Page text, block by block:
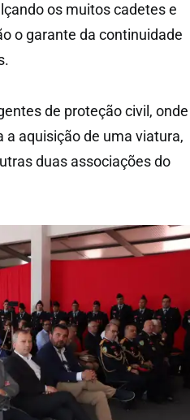
os muitos cadetes e
o garante da continuidade
de proteção civil, onde
aquisição de uma viatura,
duas associações do